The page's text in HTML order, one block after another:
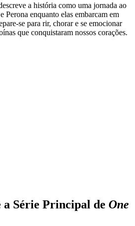
a história como uma jornada ao
enquanto elas embarcam em
se para rir, chorar e se emocionar
que conquistaram nossos corações.
a Série Principal de One